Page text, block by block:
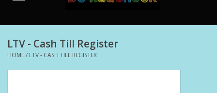
LTV - Cash Till Register
HOME/ LTV - CASH TILL REGISTER